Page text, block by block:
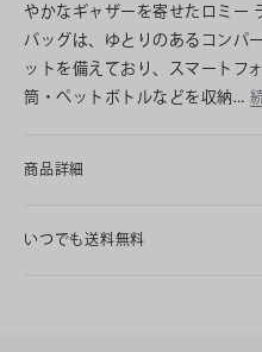
やかなギャザーを寄せたロミー
バッグは、ゆとりのあるコンパ
ットを備えており、スマートフ
筒・ペットボトルなどを収納…
商品詳細
いつでも送料無料